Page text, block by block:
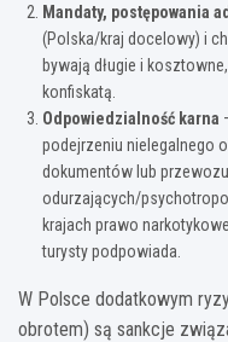
Mandaty, postępowania
(Polska/kraj docelowy) i
bywają długie i
konfiskatą.
Odpowiedzialność karna
podejrzeniu nielegalnego
dokumentów lub
odurzających/
krajach prawo
turysty podpowiada.
W Polsce dodatkowym
obrotem) są sankcje